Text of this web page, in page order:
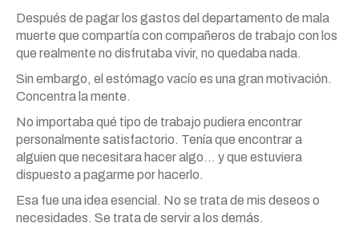
Después de pagar los gastos del departamento de mala
muerte que compartía con compañeros de trabajo con los
que realmente no disfrutaba vivir, no quedaba nada.
Sin embargo, el estómago vacío es una gran motivación.
Concentra la mente.
No importaba qué tipo de trabajo pudiera encontrar
personalmente satisfactorio. Tenía que encontrar a
alguien que necesitara hacer algo… y que estuviera
dispuesto a pagarme por hacerlo.
Esa fue una idea esencial. No se trata de mis deseos o
necesidades. Se trata de servir a los demás.